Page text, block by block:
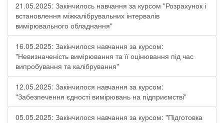
21.05.2025: Закінчилось навчання за курсом "Розрахунок і
встановлення міжкалібрувальних інтервалів
вимірювального обладнання"
16.05.2025: Закінчилося навчання за курсом:
"Невизначеність вимірювання та її оцінювання під час
випробування та калібрування"
12.05.2025: Закінчилося навчання за курсом:
"Забезпечення єдності вимірювань на підприємстві"
05.05.2025: Закінчилося навчання за курсом: "Підготовка